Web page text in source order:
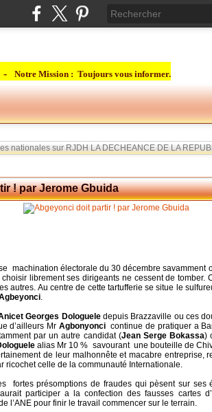
- Notre Mission : Toujours vous informer.
nationales sur RJDH LA DECHEANCE DE LA
! par Jerome Gbuida
machination électorale du 30 décembre savamment
librement ses dirigeants ne cessent de tomber.
autres. Au centre de cette tartufferie se situe le
.
Georges Dologueledepuis Brazzaville ou ces
d’ailleurs Mr Agbonyoncicontinue de pratiquer a
par un autre candidat (Jean Serge Bokassa)
alias Mr 10 % savourant une bouteille de
de leur malhonnête et macabre entreprise,
ricochet celle de la communauté Internationale.
fortes présomptions de fraudes qui pèsent sur ses
participer a la confection des fausses cartes
l’ANE pour finir le travail commencer sur le terrain.